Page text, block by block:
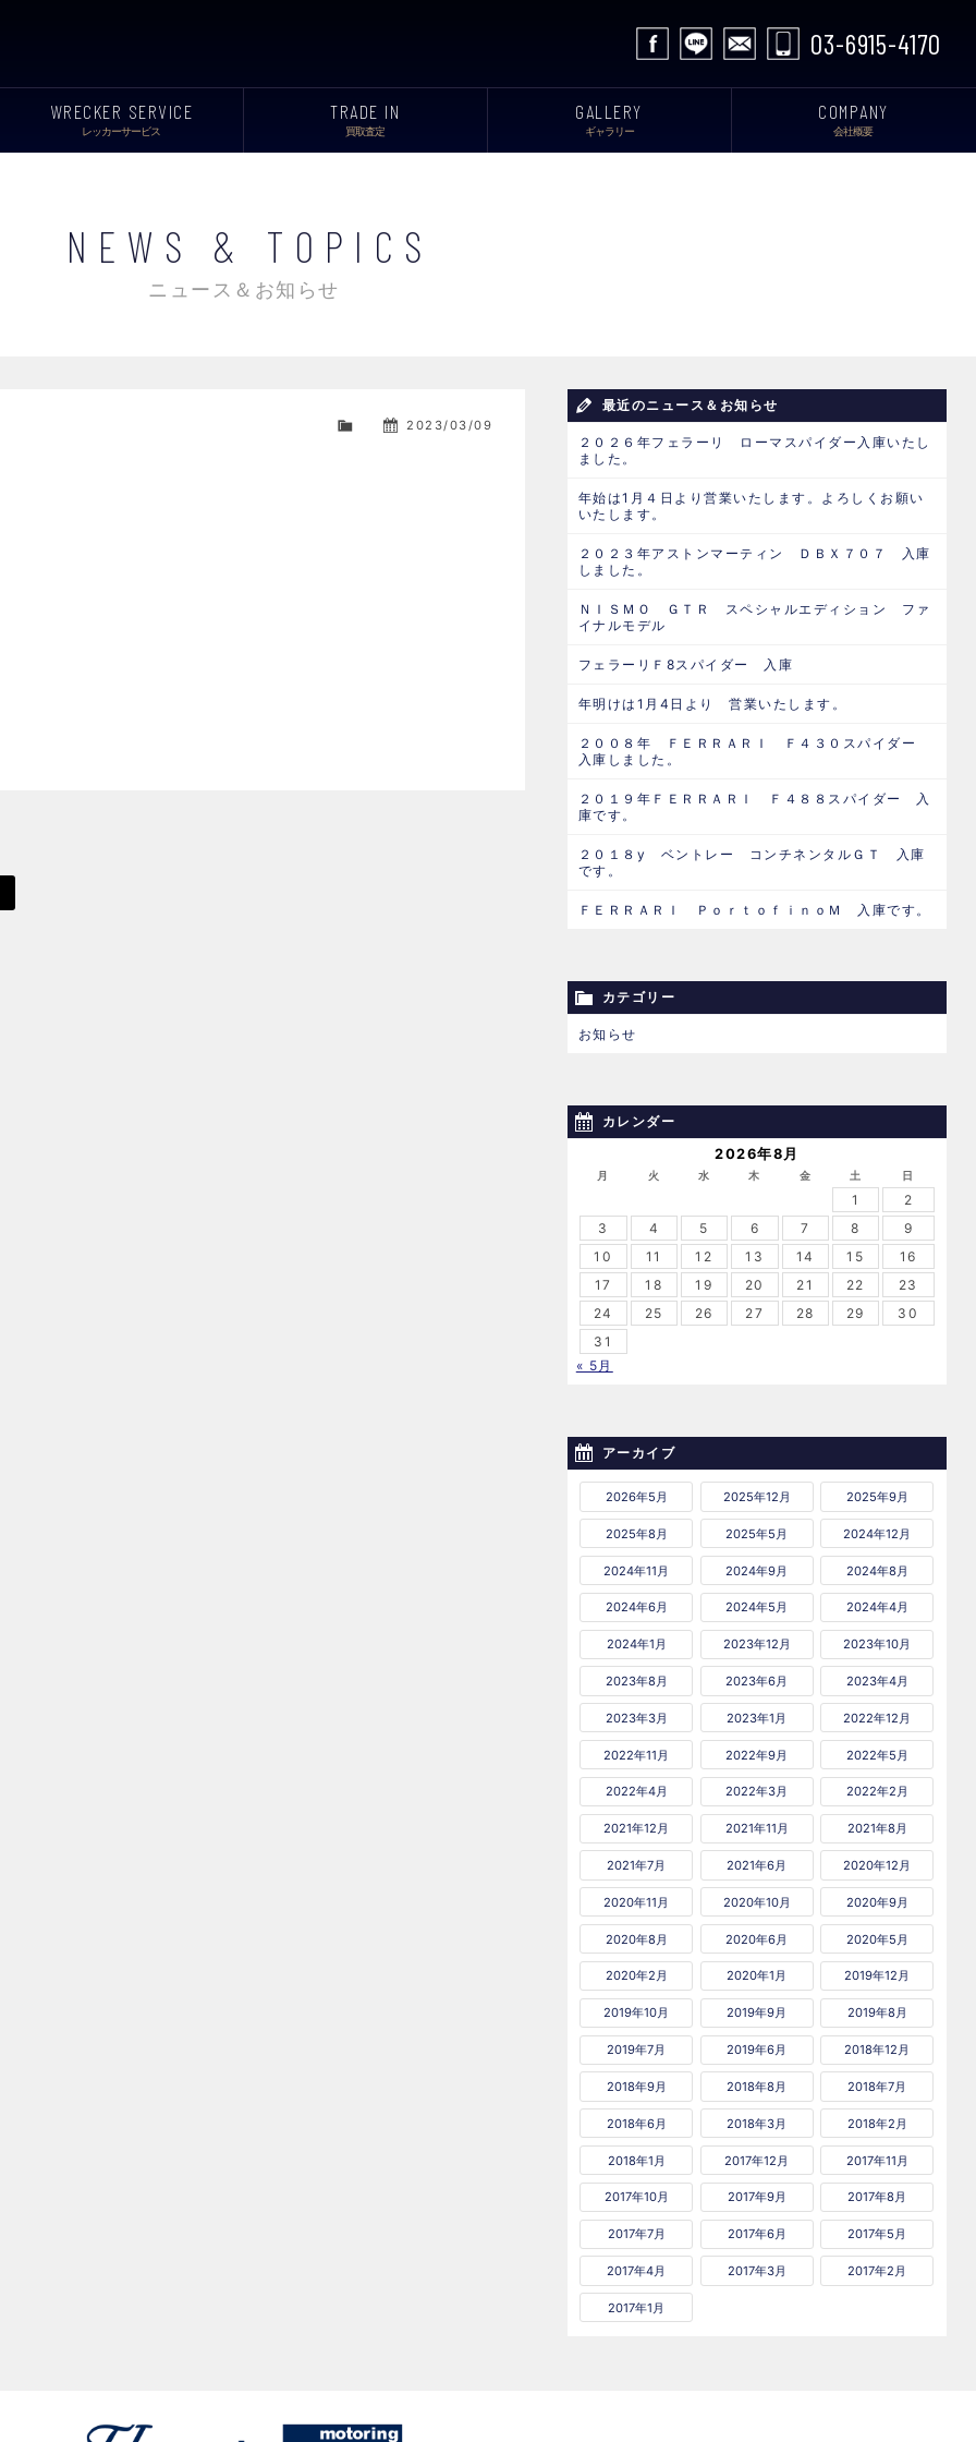
03-6915-4170
WRECKER SERVICE
レッカーサービス
TRADE IN
買取査定
GALLERY
ギャラリー
COMPANY
会社概要
NEWS & TOPICS
ニュース＆お知らせ
2023/03/09
最近のニュース＆お知らせ
２０２６年フェラーリ ローマスパイダー入庫いたし
ました。
年始は1月４日より営業いたします。よろしくお願い
いたします。
２０２３年アストンマーティン ＤＢＸ７０７ 入庫
しました。
ＮＩＳＭＯ ＧＴＲ スペシャルエディション ファ
イナルモデル
フェラーリＦ8スパイダー 入庫
年明けは1月4日より 営業いたします。
２００８年 ＦＥＲＲＡＲＩ Ｆ４３０スパイダー
入庫しました。
２０１９年ＦＥＲＲＡＲＩ Ｆ４８８スパイダー 入
庫です。
２０１８y ベントレー コンチネンタルＧＴ 入庫
です。
ＦＥＲＲＡＲＩ ＰｏｒｔｏｆｉｎｏＭ 入庫です。
カテゴリー
お知らせ
カレンダー
2026年8月
月 火 水 木 金 土 日
1
2
3
4 5 6 7 8
9
10
11 12 13 14 15
16
17
18 19 20 21 22
23
24
25 26 27 28 29
30
31
« 5月
アーカイブ
2026年5月 2025年12月 2025年9月
2025年8月 2025年5月 2024年12月
2024年11月 2024年9月 2024年8月
2024年6月 2024年5月 2024年4月
2024年1月 2023年12月 2023年10月
2023年8月 2023年6月 2023年4月
2023年3月 2023年1月 2022年12月
2022年11月 2022年9月 2022年5月
2022年4月 2022年3月 2022年2月
2021年12月 2021年11月 2021年8月
2021年7月 2021年6月 2020年12月
2020年11月 2020年10月 2020年9月
2020年8月 2020年6月 2020年5月
2020年2月 2020年1月 2019年12月
2019年10月 2019年9月 2019年8月
2019年7月 2019年6月 2018年12月
2018年9月 2018年8月 2018年7月
2018年6月 2018年3月 2018年2月
2018年1月 2017年12月 2017年11月
2017年10月 2017年9月 2017年8月
2017年7月 2017年6月 2017年5月
2017年4月 2017年3月 2017年2月
2017年1月